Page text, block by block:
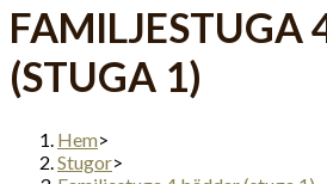
FAMILJESTUGA
(STUGA 1)
Hem>
Stugor>